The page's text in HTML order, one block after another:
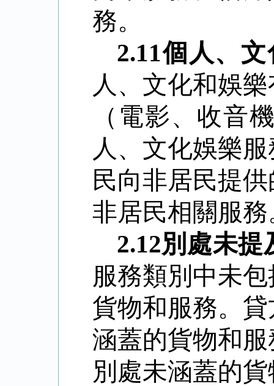
務。
2.11個人、
人、文化和娛
（電影、收音
人、文化娛樂
民向非居民提
非居民相關服務
2.12別處未提
服務類別中未
貨物和服務。
涵蓋的貨物和
別處未涵蓋的